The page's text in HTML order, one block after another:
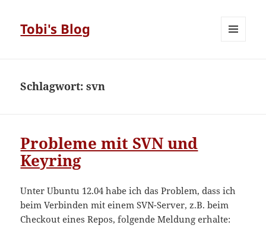
Tobi's Blog
Schlagwort:svn
Probleme mit SVN und
Keyring
Unter Ubuntu 12.04 habe ich das Problem, dass ich
beim Verbinden mit einem SVN-Server, z.B. beim
Checkout eines Repos, folgende Meldung erhalte: